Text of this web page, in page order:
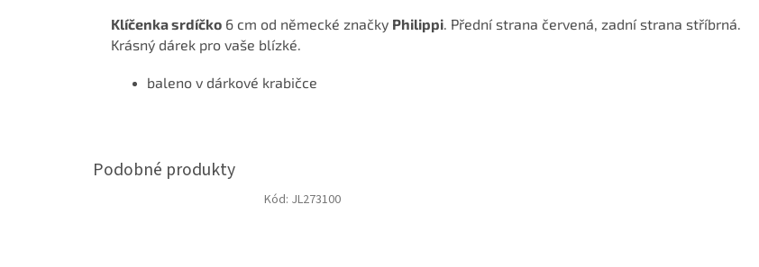
Klíčenka srdíčko 6 cm od německé značky Philippi . Přední strana červená, zadní strana stříbrná.
Krásný dárek pro vaše blízké.
baleno v dárkové krabičce
Kód: JL273100